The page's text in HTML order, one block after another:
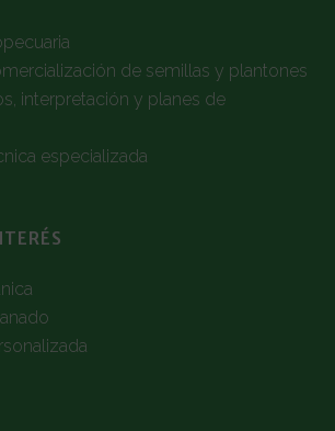
de semillas y plantones
interpretación y planes de
especializada